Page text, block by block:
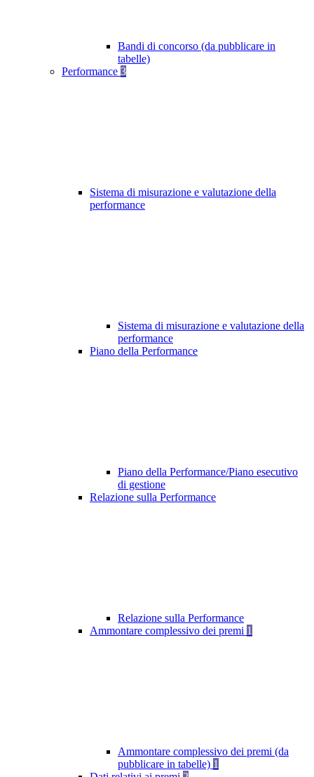
Bandi di concorso (da pubblicare in
tabelle)
Performance 3
Sistema di misurazione e valutazione della
performance
Sistema di misurazione e valutazione della
performance
Piano della Performance
Piano della Performance/Piano esecutivo
di gestione
Relazione sulla Performance
Relazione sulla Performance
Ammontare complessivo dei premi 1
Ammontare complessivo dei premi (da
pubblicare in tabelle) 1